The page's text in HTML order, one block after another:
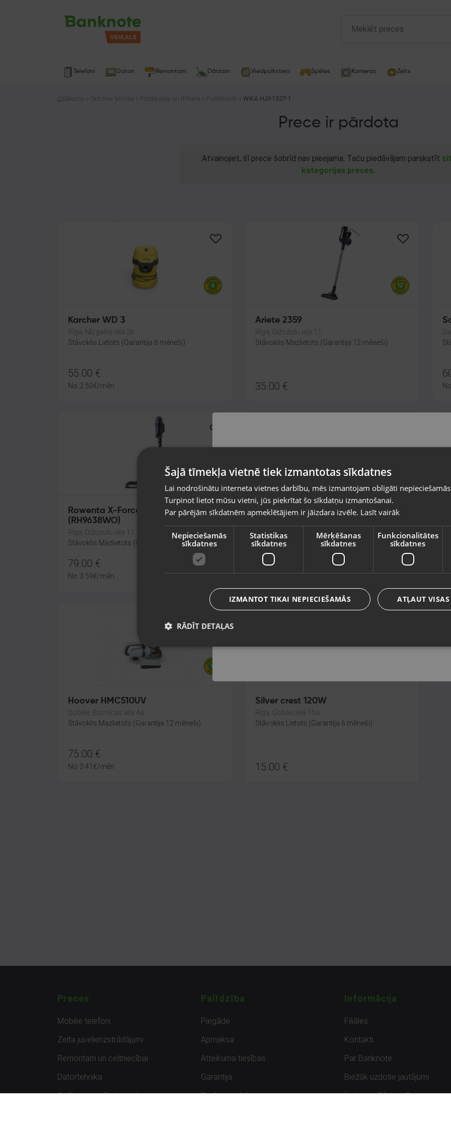
Telefoni Datori Remontam Dārzam Viedpulksteņi Spēles Kameras Zelts
Sākums Sadzīves tehnika Putekļsūcēji un tīrīšana Putekļsūcēji WIKA HJX-1507-1
Prece ir pārdota
Atvainojiet, šī prece šobrīd nav pieejama. Taču piedāvājam parskatīt
kategorijas preces.
Karcher WD 3
Rīga, Nīcgales iela 2b
Stāvoklis Lietots (Garantija 6 mēneši)
55.00 €
No 2.50€/mēn.
Ariete 2359
Rīga, Dižozolu iela 11
Stāvoklis Mazlietots (Garantija 12 mēneši)
35.00 € No
Rowenta X-Force Flex 8.60
(RH9638WO)
Rīga, Dižozolu iela 11
Stāvoklis Mazlietots (Garantija 12 mēneši)
79.00 €
No 3.59€/mēn.
Beper Briciolo
Stāvoklis Lietots (Garantija 6 mēneši)
20.00€
Hoover HMC510UV
Dobele, Baznīcas iela 4a
Stāvoklis Mazlietots (Garantija 12 mēneši)
75.00 €
No 3.41 €/mēn.
Silver crest 120W
Rīga, Gobas iela 15a
Stāvoklis Lietots (Garantija 6 mēneši)
15.00 €
Preces
Mobilie telefoni
Zelta juvelierizstrādājumi
Remontam un celtniecībai
Datortehnika
Spēles un spēļu konsoles
Palīdzība
Piegāde
Apmaksa
Atteikuma tiesības
Garantija
Preču uzpirkšana
Informācija
Filiāles
Kontakti
Par Banknote
Biežāk uzdotie jautājumi
Lietots – Pārbaudīts
valsti
Vietnes saturs būs attēlots izvēlētajā valodā
Valsts
Valoda
Latviešu / Latvian
Šajā tīmekļa vietnē tiek izmantotas sīkdatnes
Lai nodrošinātu interneta vietnes darbību, mēs izmantojam obligāti
Turpinot lietot mūsu vietni, jūs piekrītat šo sīkdatņu izmantošanai.
Par pārējām sīkdatnēm apmeklētājiem ir jāizdara izvēle. Lasīt vairāk
Nepieciešamās
sīkdatnes
Statistikas
sīkdatnes
Mērķēšanas
sīkdatnes
Funkcionalitātes
sīkdatnes
ATĻAUT
IZMANTOT TIKAI NEPIECIEŠAMĀS
RĀDĪT DETAĻAS